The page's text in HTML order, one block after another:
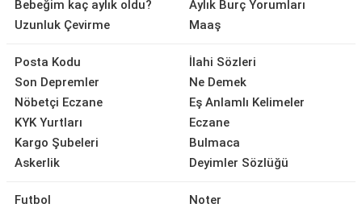
Bebeğim kaç aylık oldu?
Uzunluk Çevirme
Aylık Burç Yorumları
Maaş
Posta Kodu
Son Depremler
Nöbetçi Eczane
KYK Yurtları
Kargo Şubeleri
Askerlik
İlahi Sözleri
Ne Demek
Eş Anlamlı Kelimeler
Eczane
Bulmaca
Deyimler Sözlüğü
Futbol
Noter